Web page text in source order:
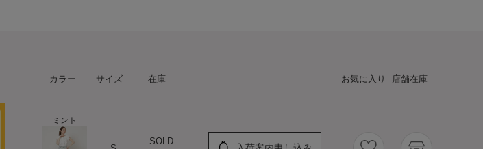
カラー サイズ 在庫 お気に入り 店舗在庫
ミント
SOLD